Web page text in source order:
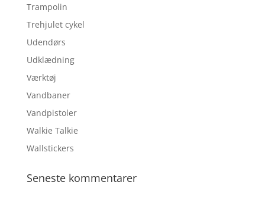
Trampolin
Trehjulet cykel
Udendørs
Udklædning
Værktøj
Vandbaner
Vandpistoler
Walkie Talkie
Wallstickers
Seneste kommentarer